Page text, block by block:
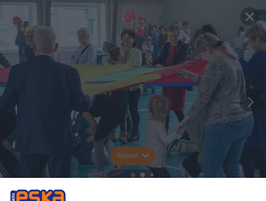
Rozwiń